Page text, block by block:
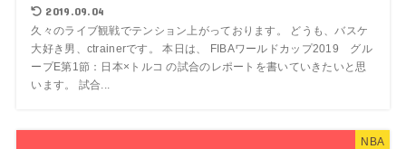
2019.09.04
久々のライブ観戦でテンション上がっております。 どうも、バスケ
大好き男、ctrainerです。 本日は、 FIBAワールドカップ2019 グル
ープE第1節：日本×トルコ の試合のレポートを書いていきたいと思
います。 試合...
NBA